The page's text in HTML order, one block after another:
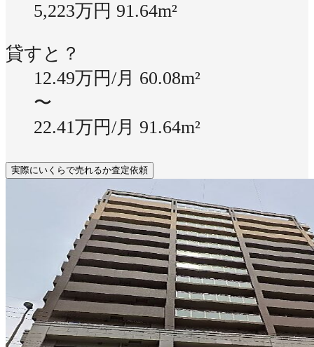
5,223万円 91.64m²
貸すと？
12.49万円/月 60.08m²
〜
22.41万円/月 91.64m²
実際にいくらで売れるか査定依頼